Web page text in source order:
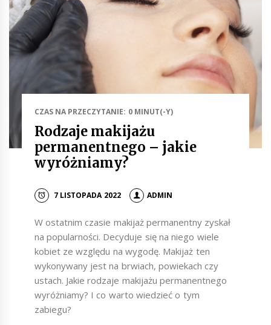
CZAS NA PRZECZYTANIE: 0 MINUT(-Y)
Rodzaje makijażu
permanentnego – jakie
wyróżniamy?
7 LISTOPADA 2022 ADMIN
W ostatnim czasie makijaż permanentny zyskał
na popularności. Decyduje się na niego wiele
kobiet ze względu na wygodę. Makijaż ten
wykonywany jest na brwiach, powiekach czy
ustach. Jakie rodzaje makijażu permanentnego
wyróżniamy? I co warto wiedzieć o tym
zabiegu?